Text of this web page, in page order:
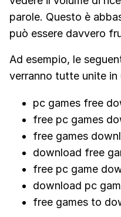
parole. Questo è
può essere davvero
Ad esempio, le
verranno tutte unite in
pc games free
free pc games
free games
download free
free pc game
download pc
free games to